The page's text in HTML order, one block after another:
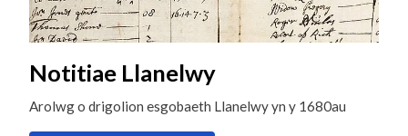
Notitiae Llanelwy
Arolwg o drigolion esgobaeth Llanelwy yn y 1680au